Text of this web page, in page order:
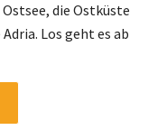
die Ostküste
Los geht es ab